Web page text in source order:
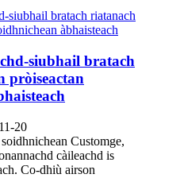
siubhail bratach
pròiseactan
20
Customge,
càileachd is
Co-dhiù airson